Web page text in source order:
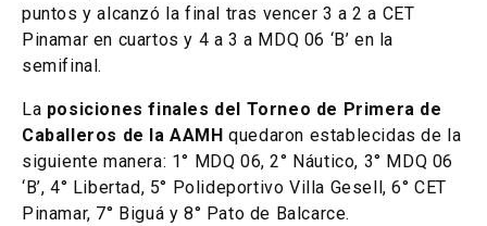
puntos y alcanzó la final tras vencer 3 a 2 a CET
Pinamar en cuartos y 4 a 3 a MDQ 06 ‘B’ en la
semifinal.
La posiciones finales del Torneo de Primera de
Caballeros de la AAMH quedaron establecidas de la
siguiente manera: 1° MDQ 06, 2° Náutico, 3° MDQ 06
‘B’, 4° Libertad, 5° Polideportivo Villa Gesell, 6° CET
Pinamar, 7° Biguá y 8° Pato de Balcarce.